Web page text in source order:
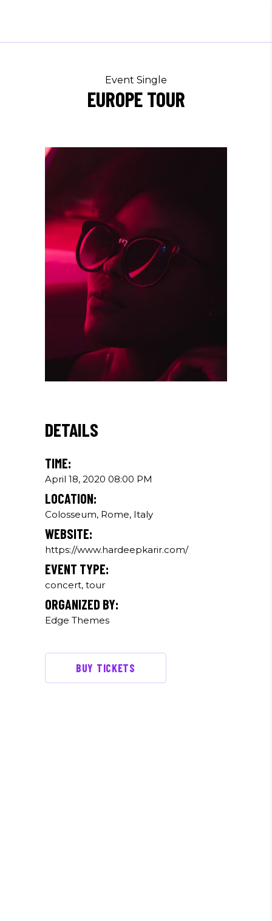
Event Single
EUROPE TOUR
DETAILS
TIME:
April 18, 2020 08:00 PM
LOCATION:
Colosseum, Rome, Italy
WEBSITE:
https://www.hardeepkarir.com/
EVENT TYPE:
concert, tour
ORGANIZED BY:
Edge Themes
BUY TICKETS